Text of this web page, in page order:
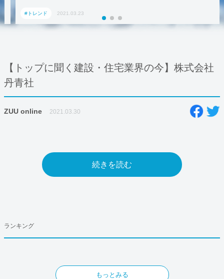
#トレンド 2021.03.23
【トップに聞く建設・住宅業界の今】株式会社
丹青社
ZUU online 2021.03.30
続きを読む
ランキング
もっとみる